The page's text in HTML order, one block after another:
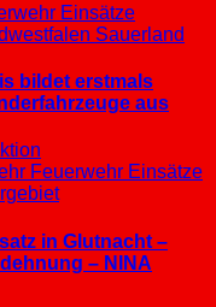
Einsätze
Sauerland
bildet erstmals
aus
Feuerwehr Einsätze
in Glutnacht –
– NINA